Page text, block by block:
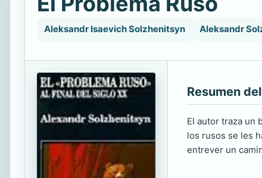
Aleksandr Isaevich Solzhenitsyn Aleksandr
Resumen
El autor traza un
los rusos se les
entrever un